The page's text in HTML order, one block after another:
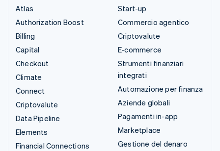
Atlas
Authorization Boost
Billing
Capital
Checkout
Climate
Connect
Criptovalute
Data Pipeline
Elements
Financial Connections
Start-up
Commercio agentico
Criptovalute
E-commerce
Strumenti finanziari
integrati
Automazione per finanza
Aziende globali
Pagamenti in-app
Marketplace
Gestione del denaro